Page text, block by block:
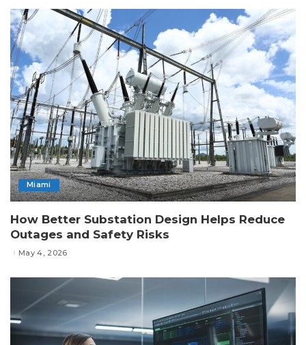
Miami
How Better Substation Design Helps Reduce
Outages and Safety Risks
May 4, 2026